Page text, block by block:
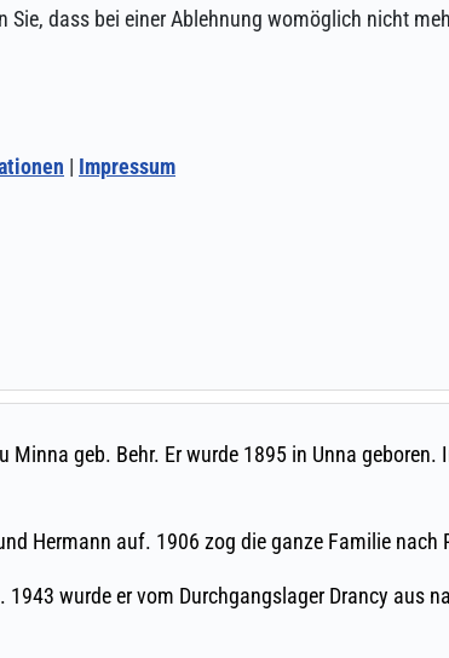
dass bei einer Ablehnung womöglich nicht
| Impressum